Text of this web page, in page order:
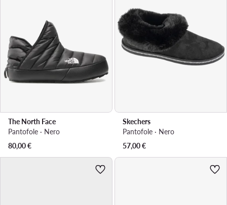
The North Face
Pantofole · Nero
80,00€
Skechers
Pantofole · Nero
57,00€